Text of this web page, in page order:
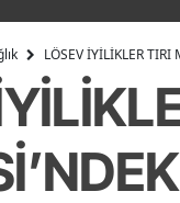
LÖSEV İYİLİKLER TIRI